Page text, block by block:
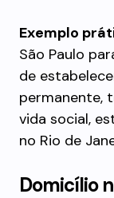
Exemplo
São Paulo
de
permanente,
vida social,
no Rio de
Domicílio